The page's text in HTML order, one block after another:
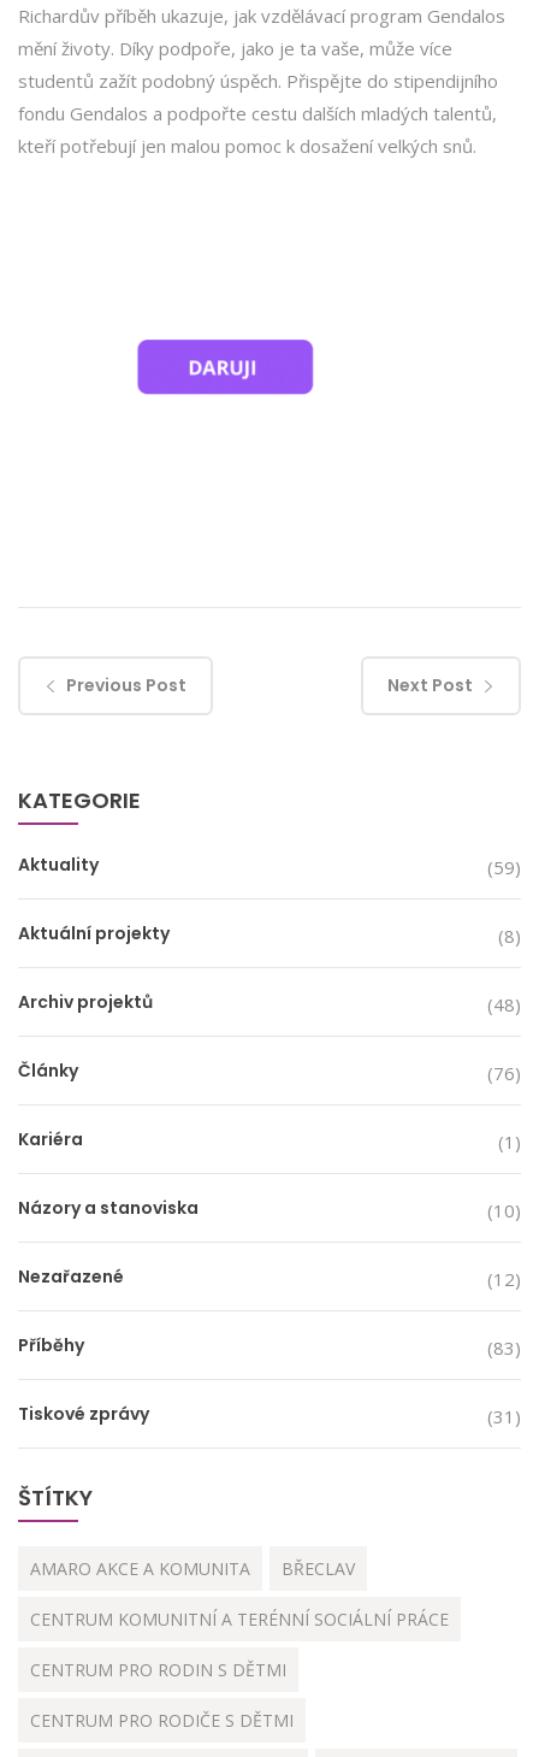
Richardův příběh ukazuje, jak vzdělávací program Gendalos
mění životy. Díky podpoře, jako je ta vaše, může více
studentů zažít podobný úspěch. Přispějte do stipendijního
fondu Gendalos a podpořte cestu dalších mladých talentů,
kteří potřebují jen malou pomoc k dosažení velkých snů.
Previous Post Next Post
KATEGORIE
Aktuality (59)
Aktuální projekty (8)
Archiv projektů (48)
Články (76)
Kariéra (1)
Názory a stanoviska (10)
Nezařazené (12)
Příběhy (83)
Tiskové zprávy (31)
ŠTÍTKY
AMARO AKCE A KOMUNITA BŘECLAV
CENTRUM KOMUNITNÍ A TERÉNNÍ SOCIÁLNÍ PRÁCE
CENTRUM PRO RODIN S DĚTMI
CENTRUM PRO RODIČE S DĚTMI